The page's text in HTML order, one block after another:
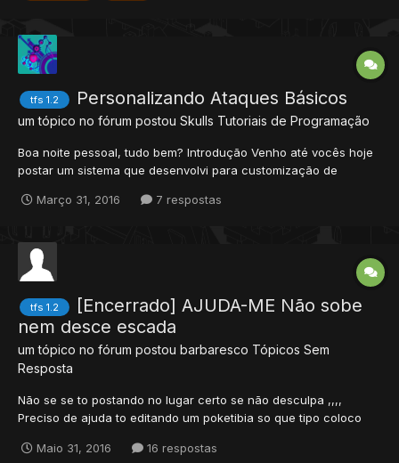
tfs 1.2 Personalizando Ataques Básicos
um tópico no fórum postou Skulls Tutoriais de Programação
Boa noite pessoal, tudo bem? Introdução Venho até vocês hoje
postar um sistema que desenvolvi para customização de
características visuais do ataque básico de um player qualquer:
Março 31, 2016 7 respostas
tfs 1.2
[Encerrado] AJUDA-ME Não sobe
nem desce escada
um tópico no fórum postou barbaresco Tópicos Sem
Resposta
Não se se to postando no lugar certo se não desculpa ,,,,
Preciso de ajuda to editando um poketibia so que tipo coloco
darei +rep
Maio 31, 2016 16 respostas